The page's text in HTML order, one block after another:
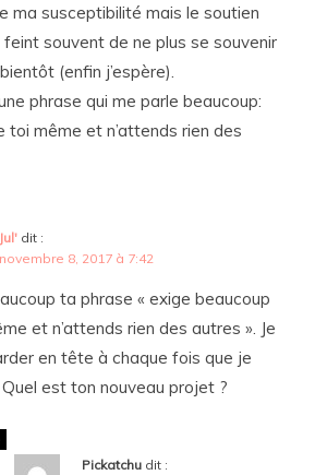
ma susceptibilité mais le soutien
feint souvent de ne plus se souvenir
(enfin j’espère).
phrase qui me parle beaucoup:
toi même et n’attends rien des
Jul' dit :
novembre 8, 2017 à 7:42
ta phrase « exige beaucoup
et n’attends rien des autres ». Je
en tête à chaque fois que je
est ton nouveau projet ?
Pickatchu dit :